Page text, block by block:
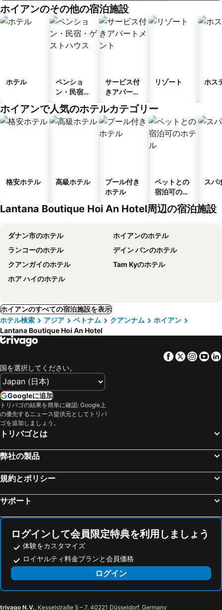
ホイアンのその他の宿泊施設
ホテル
ペンショ
ン・民宿・
ス
サービス付
きアパート
リゾート ホス
ホイアンで人気のホテルカテゴリー
格安ホテル 高級ホテル
プール付き
ホテル
ペットとの
宿泊可のホ
スパ
Lantana Boutique Hoi An Hotel周辺の宿泊施設
ダナン市のホテル
ホイアンのホテル
ランコーのホテル
デイン バンのホテル
クアンガイのホテル
Tam Kyのホテル
ホア ハイのホテル
ホイアンのすべての宿泊施設を表示
ホテル検索
アジア ベトナム クアンナム
ホイアン
Lantana Boutique Hoi An Hotel
Facebook
Twitter
国を選択してください。
Googleに追加
トリバゴの結果を簡単に確認: Google上
の優先するニュース提供元としてトリバ
ゴを追加しましょう。
トリバゴとは
弊社の製品
規約とポリシー
サポート
ログインして会員限定特典を利用しましょう
体験をカスタマイズ
ロイヤルティ料金プランと会員価格
ログイン
trivago N.V., Kesselstraße 5 – 7, 40221 Düsseldorf, Germany